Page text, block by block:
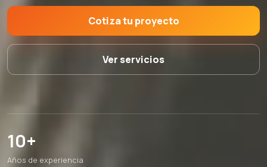
Cotiza tu proyecto
Ver servicios
10+
Años de experiencia